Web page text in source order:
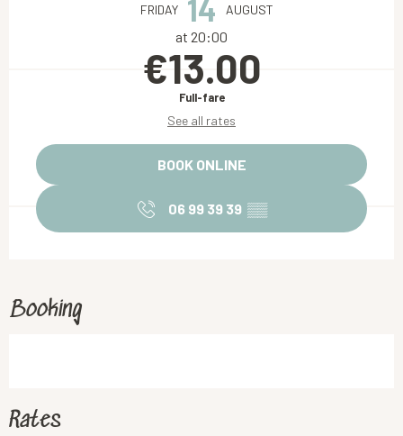
FRIDAY 14 AUGUST
at 20:00
€13.00
Full-fare
See all rates
BOOK ONLINE
06 99 39 39 ▒▒
Booking
Rates